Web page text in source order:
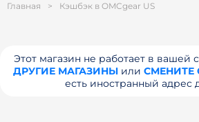
Главная > Кэшбэк в OMCgear US
Этот магазин не работает в вашей
ДРУГИЕ МАГАЗИНЫили СМЕНИТЕ
есть иностранный адрес